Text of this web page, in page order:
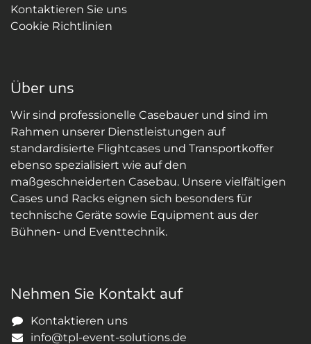
Kontaktieren Sie uns
Cookie Richtlinien
Über uns
Wir sind professionelle Casebauer und sind im
Rahmen unserer Dienstleistungen auf
standardisierte Flightcases und Transportkoffer
ebenso spezialisiert wie auf den
maßgeschneiderten Casebau. Unsere vielfältigen
Cases und Racks eignen sich besonders für
technische Geräte sowie Equipment aus der
Bühnen- und Eventtechnik.
Nehmen Sie Kontakt auf
Kontaktieren uns
info@tpl-event-solutions.de